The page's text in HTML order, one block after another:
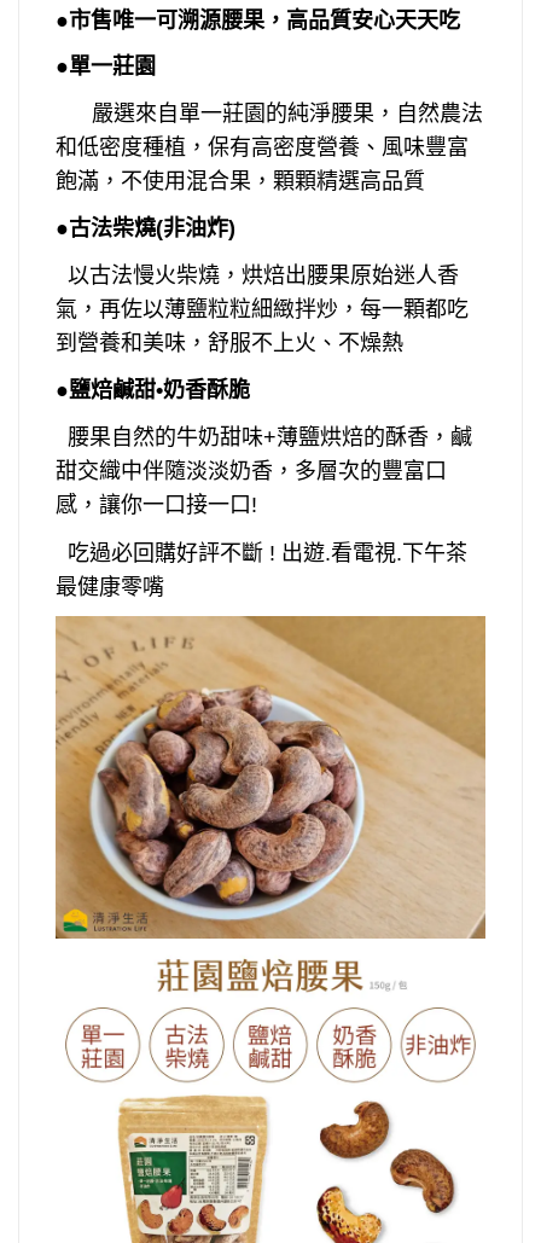
●市售唯一可溯源腰果，高品質安心天天吃
●單一莊園
嚴選來自單一莊園的純淨腰果，自然農法
和低密度種植，保有高密度營養、風味豐富
飽滿，不使用混合果，顆顆精選高品質
●古法柴燒(非油炸)
以古法慢火柴燒，烘焙出腰果原始迷人香
氣，再佐以薄鹽粒粒細緻拌炒，每一顆都吃
到營養和美味，舒服不上火、不燥熱
●鹽焙鹹甜•奶香酥脆
腰果自然的牛奶甜味+薄鹽烘焙的酥香，鹹
甜交織中伴隨淡淡奶香，多層次的豐富口
感，讓你一口接一口 !
吃過必回購好評不斷 ! 出遊.看電視.下午茶
最健康零嘴